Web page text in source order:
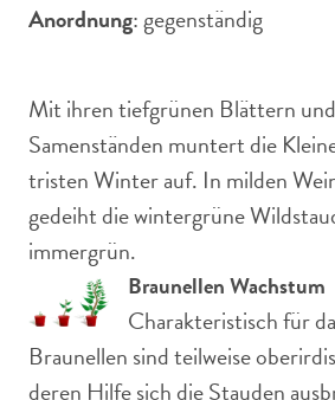
Anordnung: gegenständig
Mit ihren tiefgrünen Blättern
Samenständen muntert die
tristen Winter auf. In milden
gedeiht die wintergrüne
immergrün.
Braunellen Wachstum
Charakteristisch für
Braunellen sind teilweise
deren Hilfe sich die Stauden